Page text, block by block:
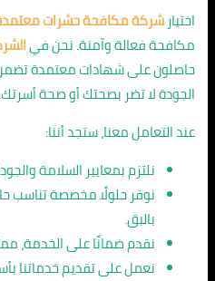
اختيارشركة مكافحة حشرات
مكافحة فعالة وآمنة. نحن في
حاصلون على شهادات معتمدة تضمن
الجودة لا تضر بصحتك أو صحة أسرتك.
عند التعامل معنا، ستجد أننا:
نلتزم بمعايير السلامة
نوفر حلولًا مخصصة تناسب
بالبق.
نقدم ضمانًا على الخدمة،
نعمل على تقديم خدماتنا